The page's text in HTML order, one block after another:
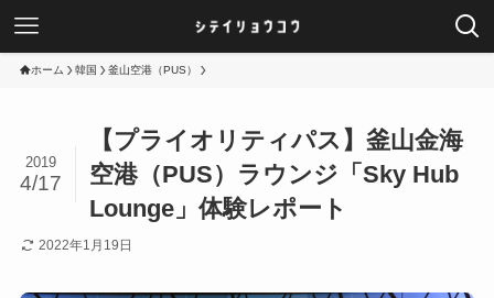
ホーム 韓国 釜山空港（PUS）
【プライオリティパス】釜山金海
空港（PUS）ラウンジ「Sky Hub
Lounge」体験レポート
2019
4/17
2022年1月19日